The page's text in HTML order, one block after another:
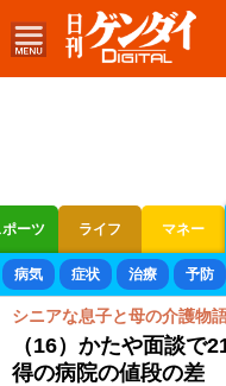
ーツ ライフ マネー
ボートレース 競輪 オー
病気 症状 治療 予防
シニアな息子と母の介護物
（16）かたや面談
得の病院の値段の差